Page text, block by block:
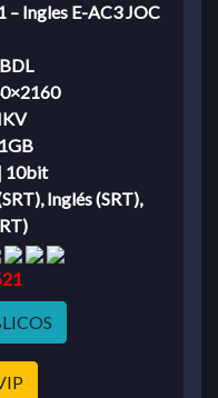
– Ingles E-AC3 JOC
10bit
Inglés (SRT),